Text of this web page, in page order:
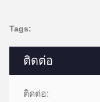
ติดต่อ
ติดต่อ:
Tags: